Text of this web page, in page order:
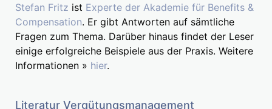
Stefan Fritz ist Experte der Akademie für Benefits &
Compensation. Er gibt Antworten auf sämtliche
Fragen zum Thema. Darüber hinaus findet der Leser
einige erfolgreiche Beispiele aus der Praxis. Weitere
Informationen » hier.
Literatur Vergütungsmanagement